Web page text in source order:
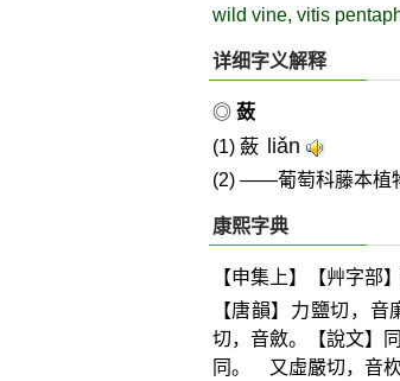
wild vine, vitis
详细字义解释
◎ 蔹
(1) 蘞
liǎn
(2) ——葡萄科藤本植
康熙字典
【申集上】【艸字部
【唐韻】力鹽切，
切，音斂。【說文】
同。 又虛嚴切，音